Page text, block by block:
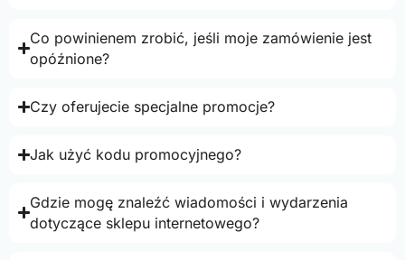
Co powinienem zrobić, jeśli moje zamówienie jest
opóźnione?
Czy oferujecie specjalne promocje?
Jak użyć kodu promocyjnego?
Gdzie mogę znaleźć wiadomości i wydarzenia
dotyczące sklepu internetowego?